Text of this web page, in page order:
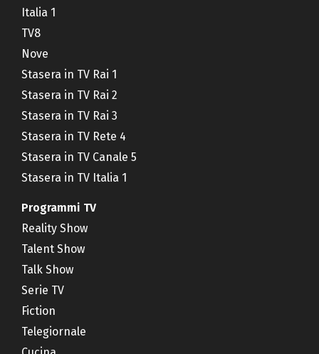
Italia 1
TV8
Nove
Stasera in TV Rai 1
Stasera in TV Rai 2
Stasera in TV Rai 3
Stasera in TV Rete 4
Stasera in TV Canale 5
Stasera in TV Italia 1
Programmi TV
Reality Show
Talent Show
Talk Show
Serie TV
Fiction
Telegiornale